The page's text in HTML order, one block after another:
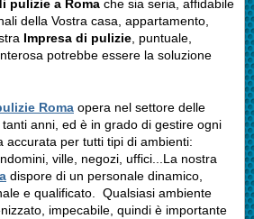
pulizie a Roma che sia seria, affidabile
della Vostra casa, appartamento,
Impresa di pulizie, puntuale,
potrebbe essere la soluzione
Roma opera nel settore delle
anni, ed è in grado di gestire ogni
accurata per tutti tipi di ambienti:
ville, negozi, uffici...La nostra
dispore di un personale dinamico,
e qualificato. Qualsiasi ambiente
impecabile, quindi è importante